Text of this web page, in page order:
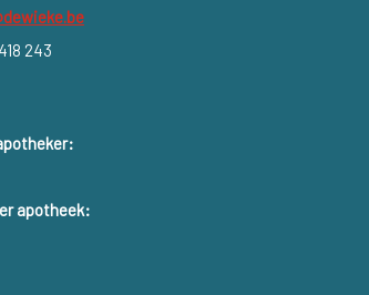
243
apotheek: